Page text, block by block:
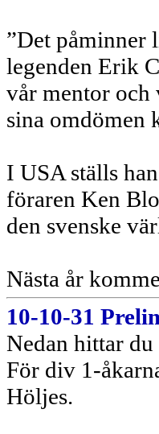
”Det påminner
legenden Erik
vår mentor och
sina omdömen
I USA ställs
föraren Ken
den svenske
Nästa år
10-10-31
Nedan hittar
För div 1-
Höljes.